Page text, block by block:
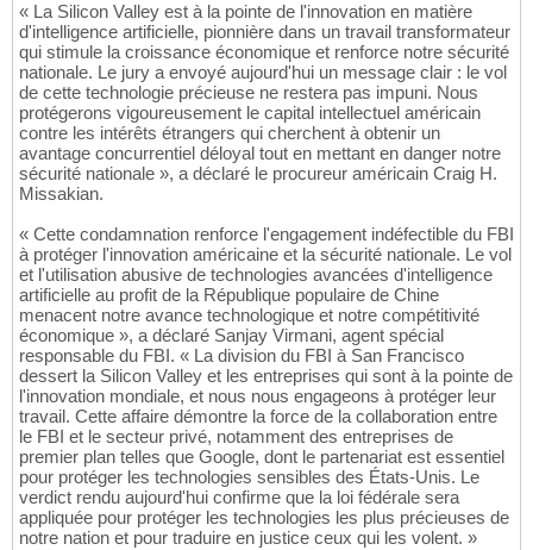
« La Silicon Valley est à la pointe de l'innovation en matière
d'intelligence artificielle, pionnière dans un travail transformateur
qui stimule la croissance économique et renforce notre sécurité
nationale. Le jury a envoyé aujourd'hui un message clair : le vol
de cette technologie précieuse ne restera pas impuni. Nous
protégerons vigoureusement le capital intellectuel américain
contre les intérêts étrangers qui cherchent à obtenir un
avantage concurrentiel déloyal tout en mettant en danger notre
sécurité nationale », a déclaré le procureur américain Craig H.
Missakian.
« Cette condamnation renforce l'engagement indéfectible du FBI
à protéger l'innovation américaine et la sécurité nationale. Le vol
et l'utilisation abusive de technologies avancées d'intelligence
artificielle au profit de la République populaire de Chine
menacent notre avance technologique et notre compétitivité
économique », a déclaré Sanjay Virmani, agent spécial
responsable du FBI. « La division du FBI à San Francisco
dessert la Silicon Valley et les entreprises qui sont à la pointe de
l'innovation mondiale, et nous nous engageons à protéger leur
travail. Cette affaire démontre la force de la collaboration entre
le FBI et le secteur privé, notamment des entreprises de
premier plan telles que Google, dont le partenariat est essentiel
pour protéger les technologies sensibles des États-Unis. Le
verdict rendu aujourd'hui confirme que la loi fédérale sera
appliquée pour protéger les technologies les plus précieuses de
notre nation et pour traduire en justice ceux qui les volent. »